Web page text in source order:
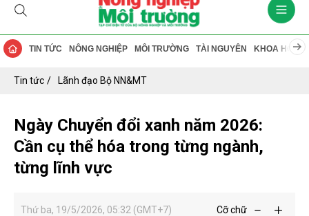
TIN TỨC NÔNG NGHIỆP MÔI TRƯỜNG TÀI NGUYÊN KHOA HỌC
Tin tức Lãnh đạo Bộ NN&MT
Ngày Chuyển đổi xanh năm 2026:
Cần cụ thể hóa trong từng ngành,
từng lĩnh vực
Thứ ba, 19/5/2026, 05:32 (GMT+7) Cỡ chữ